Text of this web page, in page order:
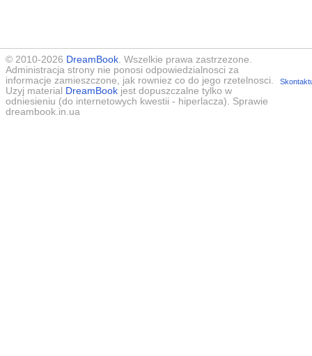
© 2010-2026 DreamBook. Wszelkie prawa zastrzezone.
Administracja strony nie ponosi odpowiedzialnosci za
informacje zamieszczone, jak rowniez co do jego rzetelnosci.
Uzyj material DreamBook jest dopuszczalne tylko w
odniesieniu (do internetowych kwestii - hiperlacza). Sprawie
dreambook.in.ua